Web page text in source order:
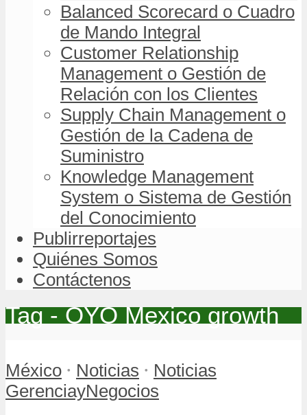
Balanced Scorecard o Cuadro
de Mando Integral
Customer Relationship
Management o Gestión de
Relación con los Clientes
Supply Chain Management o
Gestión de la Cadena de
Suministro
Knowledge Management
System o Sistema de Gestión
del Conocimiento
Publirreportajes
Quiénes Somos
Contáctenos
Tag - OYO Mexico growth
México • Noticias • Noticias
GerenciayNegocios